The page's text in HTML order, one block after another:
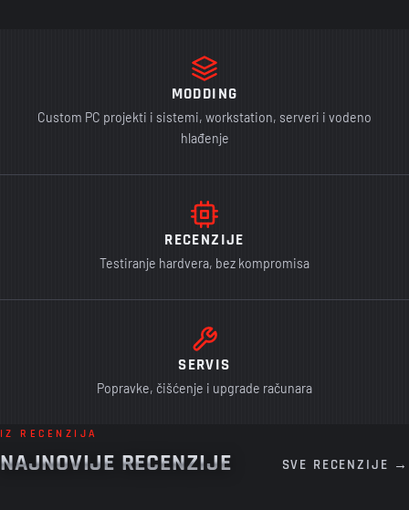
MODDING
Custom PC projekti i sistemi, workstation, serveri i vodeno
hlađenje
RECENZIJE
Testiranje hardvera, bez kompromisa
SERVIS
Popravke, čišćenje i upgrade računara
IZ RECENZIJA
NAJNOVIJE RECENZIJE SVE RECENZIJE →